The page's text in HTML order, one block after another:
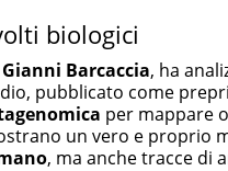
biologici
Gianni Barcaccia, ha
pubblicato come
per mappare
un vero e proprio
, ma anche tracce di